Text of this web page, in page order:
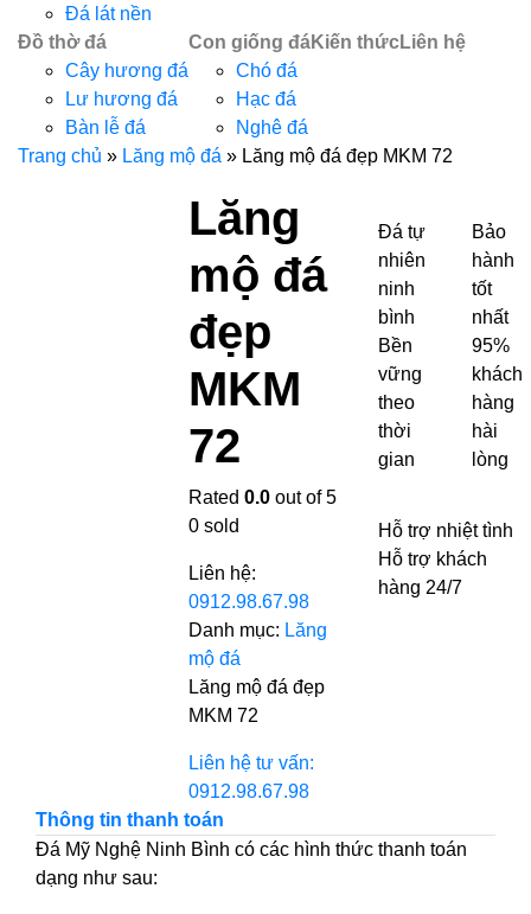
Đá lát nền
Đồ thờ đá
Cây hương đá
Lư hương đá
Bàn lễ đá
Con giống đá
Chó đá
Hạc đá
Nghê đá
Kiến thứcLiên hệ
Trang chủ » Lăng mộ đá » Lăng mộ đá đẹp MKM 72
Lăng
mộ đá
đẹp
MKM
72
Rated0.0 out of 5
0 sold
Liên hệ:
0912.98.67.98
Danh mục: Lăng
mộ đá
Lăng mộ đá đẹp
MKM 72
Liên hệ tư vấn:
0912.98.67.98
Đá tự
nhiên
ninh
bình
Bền
vững
theo
thời
gian
Bảo
hành
tốt
nhất
95%
khách
hàng
hài
lòng
Hỗ trợ nhiệt tình
Hỗ trợ khách
hàng 24/7
Thông tin thanh toán
Đá Mỹ Nghệ Ninh Bình có các hình thức thanh toán
dạng như sau: